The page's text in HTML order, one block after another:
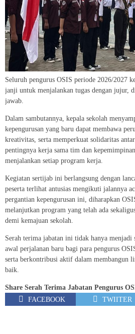
Seluruh pengurus OSIS periode 2026/2027
janji untuk menjalankan tugas dengan jujur,
jawab.
Dalam sambutannya, kepala sekolah
kepengurusan yang baru dapat membawa
kreativitas, serta memperkuat solidaritas
pentingnya kerja sama tim dan
menjalankan setiap program kerja.
Kegiatan sertijab ini berlangsung dengan
peserta terlihat antusias mengikuti jalannya
pergantian kepengurusan ini, diharapkan
melanjutkan program yang telah ada
demi kemajuan sekolah.
Serah terima jabatan ini tidak hanya
awal perjalanan baru bagi para pengurus
serta berkontribusi aktif dalam membangun
baik.
Share Serah Terima Jabatan Pengurus
FACEBOOK
TWIITER